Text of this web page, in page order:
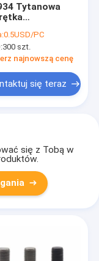
Tytanowa
i rowerów
0.5USD/PC
300 szt.
najnowszą cenę
się teraz
się z Tobą w